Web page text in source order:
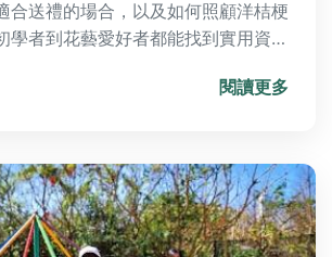
合送禮的場合，以及如何照顧洋桔梗
學者到花藝愛好者都能找到實用資
。
閱讀更多